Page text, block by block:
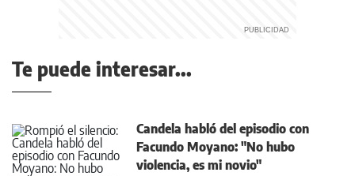
Te puede interesar...
Candela habló del episodio con
Facundo Moyano: "No hubo
violencia, es mi novio"